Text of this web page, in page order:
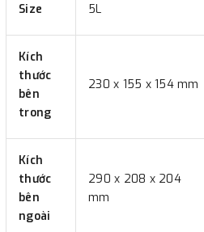
Size 5L
Kích
thước
bên
trong
230 x 155 x 154 mm
Kích
thước
bên
ngoài
290 x 208 x 204
mm